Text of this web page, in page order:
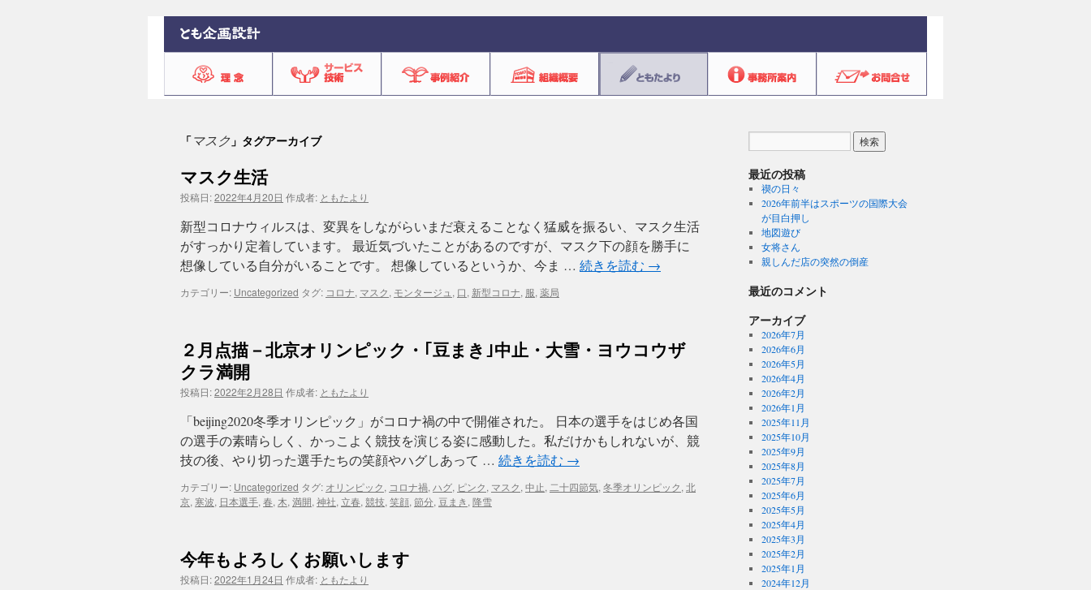
「マスク 」タグアーカイブ
マスク生活
投稿日:2022年4月20日 作成者: ともたより
新型コロナウィルスは、変異をしながらいまだ衰えることなく猛威を振るい、マスク生活
がすっかり定着しています。 最近気づいたことがあるのですが、マスク下の顔を勝手に
想像している自分がいることです。 想像しているというか、今ま … 続きを読む →
カテゴリー: Uncategorized タグ: コロナ, マスク, モンタージュ , 口, 新型コロナ, 服, 薬局
２月点描－北京オリンピック・｢豆まき｣中止・大雪・ヨウコウザ
クラ満開
投稿日:2022年2月28日 作成者: ともたより
「beijing2020冬季オリンピック」がコロナ禍の中で開催された。 日本の選手をはじめ各国
の選手の素晴らしく、かっこよく競技を演じる姿に感動した。私だけかもしれないが、競
技の後、やり切った選手たちの笑顔やハグしあって … 続きを読む →
カテゴリー: Uncategorized タグ: オリンピック, コロナ禍, ハグ, ピンク, マスク, 中止, 二十四節気, 冬季オリンピック, 北
京, 寒波, 日本選手, 春, 木, 満開, 神社, 立春, 競技, 笑顔, 節分, 豆まき, 降雪
今年もよろしくお願いします
投稿日:2022年1月24日 作成者: ともたより
最近の投稿
禊の日々
2026年前半はスポーツの国際大会
が目白押し
地図遊び
女将さん
親しんだ店の突然の倒産
最近のコメント
アーカイブ
2026年7月
2026年6月
2026年5月
2026年4月
2026年2月
2026年1月
2025年11月
2025年10月
2025年9月
2025年8月
2025年7月
2025年6月
2025年5月
2025年4月
2025年3月
2025年2月
2025年1月
2024年12月